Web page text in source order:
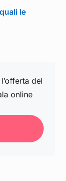
le
del
online